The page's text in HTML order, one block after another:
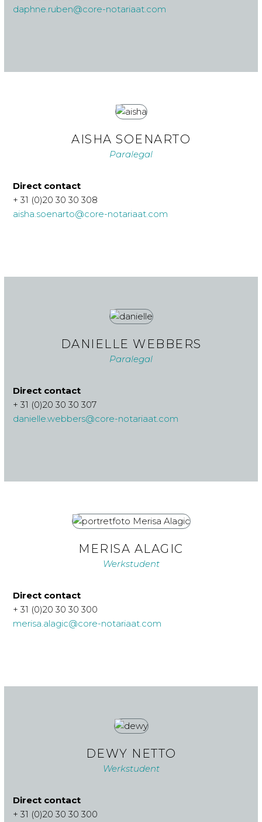
daphne.ruben@core-notariaat.com
AISHA SOENARTO
Paralegal
Direct contact
+ 31 (0)20 30 30 308
aisha.soenarto@core-notariaat.com
DANIELLE WEBBERS
Paralegal
Direct contact
+ 31 (0)20 30 30 307
danielle.webbers@core-notariaat.com
MERISA ALAGIC
Werkstudent
Direct contact
+ 31 (0)20 30 30 300
merisa.alagic@core-notariaat.com
DEWY NETTO
Werkstudent
Direct contact
+ 31 (0)20 30 30 300